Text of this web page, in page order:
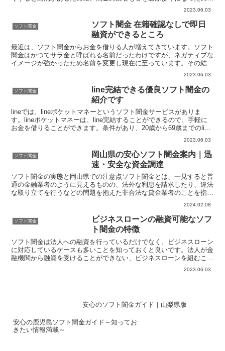
2023.06.03
ソフト闇金
ソフト闇金 在籍確認なしで即日
融資ができるところ
最近は、ソフト闇金からお金を借りる人が増えてきています。ソフト
闇金はかつてサラ金と呼ばれる名前だったわけですが、ネガティブな
イメージが強かったため名前を変更し現在に至っています。その結果
2023.06.03
ソフト闇金
line完結できる優良ソフト闇金の
紹介です
lineでは、lineポケットマネーというソフト闇金サービスがありま
す。lineポケットマネーは、line完結することができるので、手軽に
お金を借りることができます。条件があり、20歳から69歳までのline
2023.06.03
ソフト闇金
岡山県の安心ソフト闇金案内｜迅
速・安全な資金調達
ソフト闇金の実態と岡山県での注意点ソフト闇金とは、一見すると普
通の金融業者のように見えるものの、法外な利息を請求したり、違法
な取り立てを行うなどの問題を抱えた非合法な貸金業者のことを指し
2024.02.08
ソフト闇金
ビジネスローンの融資可能なソフ
ト闇金の特徴
ソフト闇金は法人への融資を行っているだけでなく、ビジネスローン
に対応しているケースも多いことを知っておくと良いです。法人が金
融機関から融資を受けることができない、ビジネスローンを組むこと
2023.06.03
安心のソフト闇金ガイド｜山梨県版
安心の鹿児島ソフト闇金ガイド～知ってお
きたい情報満載～